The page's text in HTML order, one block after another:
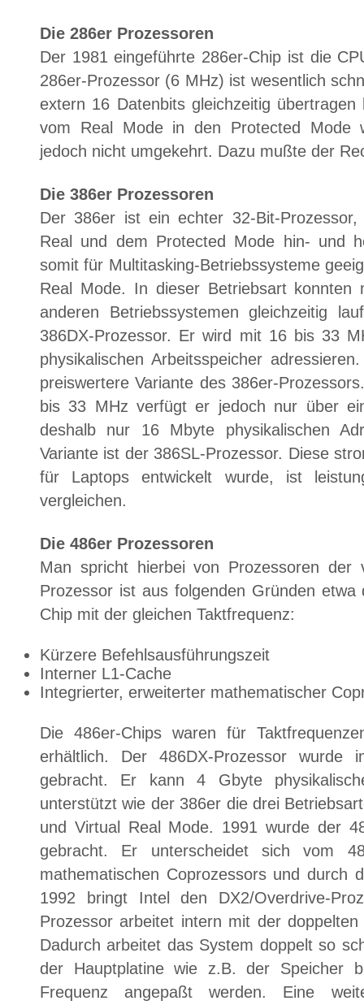
Die 286er Prozessoren
Der 1981 eingeführte 286er-Chip ist die
286er-Prozessor (6 MHz) ist wesentlich
extern 16 Datenbits gleichzeitig
vom Real Mode in den Protected Mode
jedoch nicht umgekehrt. Dazu mußte der
Die 386er Prozessoren
Der 386er ist ein echter 32-Bit-
Real und dem Protected Mode hin- und
somit für Multitasking-Betriebssysteme
Real Mode. In dieser Betriebsart konnten
anderen Betriebssystemen gleichzeitig
386DX-Prozessor. Er wird mit 16 bis 33
physikalischen Arbeitsspeicher
preiswertere Variante des 386er-
bis 33 MHz verfügt er jedoch nur über
deshalb nur 16 Mbyte physikalischen
Variante ist der 386SL-Prozessor. Diese
für Laptops entwickelt wurde, ist
vergleichen.
Die 486er Prozessoren
Man spricht hierbei von Prozessoren der
Prozessor ist aus folgenden Gründen
Chip mit der gleichen Taktfrequenz:
Kürzere Befehlsausführungszeit
Interner L1-Cache
Integrierter, erweiterter mathematischer
Die 486er-Chips waren für
erhältlich. Der 486DX-Prozessor
gebracht. Er kann 4 Gbyte
unterstützt wie der 386er die drei
und Virtual Real Mode. 1991 wurde der
gebracht. Er unterscheidet sich vom
mathematischen Coprozessors und durch
1992 bringt Intel den DX2/Overdrive-
Prozessor arbeitet intern mit der
Dadurch arbeitet das System doppelt so
der Hauptplatine wie z.B. der Speicher
Frequenz angepaßt werden. Eine